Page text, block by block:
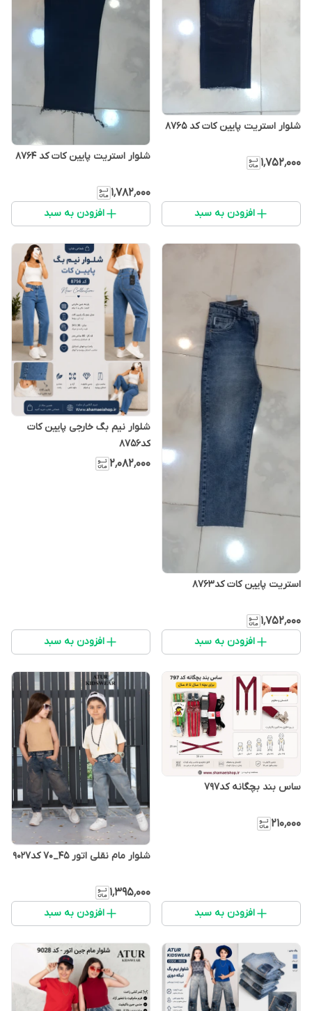
شلوار استریت پایین کات کد 8765
۱٬۷۵۲٬۰۰۰
افزودن به سبد
شلوار استریت پایین کات کد 8764
۱٬۷۸۲٬۰۰۰
افزودن به سبد
استریت پایین کات کد8763
۱٬۷۵۲٬۰۰۰
افزودن به سبد
شلوار نیم بگ خارجی پایین کات
کد8756
۲٬۰۸۲٬۰۰۰
افزودن به سبد
ساس بند بچگانه کد797
۲۱۰٬۰۰۰
افزودن به سبد
شلوار مام نقلی اتور 45_70 کد9027
۱٬۳۹۵٬۰۰۰
افزودن به سبد